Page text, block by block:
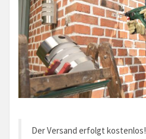
Der Versand erfolgt kostenlos!